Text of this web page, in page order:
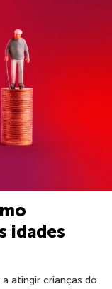
idades
atingir crianças do